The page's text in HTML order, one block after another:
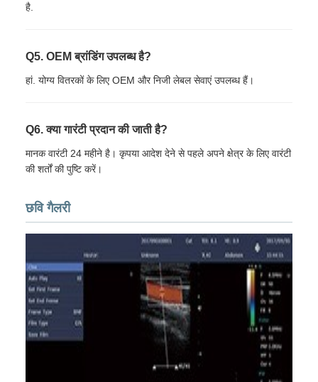
है.
Q5. OEM ब्रांडिंग उपलब्ध है?
हां. योग्य वितरकों के लिए OEM और निजी लेबल सेवाएं उपलब्ध हैं।
Q6. क्या गारंटी प्रदान की जाती है?
मानक वारंटी 24 महीने है। कृपया आदेश देने से पहले अपने क्षेत्र के लिए वारंटी
की शर्तों की पुष्टि करें।
छवि गैलरी